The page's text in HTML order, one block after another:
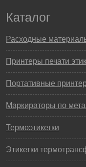
Каталог
Расходные
Принтеры печати
Портативные
Маркираторы по
Термоэтикетки
Этикетки